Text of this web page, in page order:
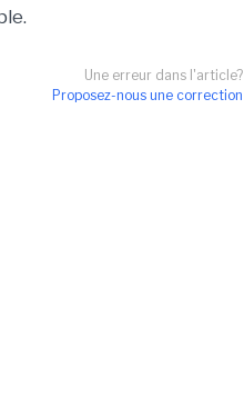
Une erreur dans l'article?
Proposez-nous une correction